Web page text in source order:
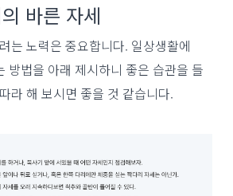
바른 자세
는 노력은 중요합니다. 일상생활에
방법을 아래 제시하니 좋은 습관을 들
라 해 보시면 좋을 것 같습니다.